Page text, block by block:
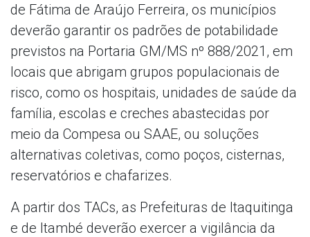
de Fátima de Araújo Ferreira, os municípios
deverão garantir os padrões de potabilidade
previstos na Portaria GM/MS nº 888/2021, em
locais que abrigam grupos populacionais de
risco, como os hospitais, unidades de saúde da
família, escolas e creches abastecidas por
meio da Compesa ou SAAE, ou soluções
alternativas coletivas, como poços, cisternas,
reservatórios e chafarizes.
A partir dos TACs, as Prefeituras de Itaquitinga
e de Itambé deverão exercer a vigilância da